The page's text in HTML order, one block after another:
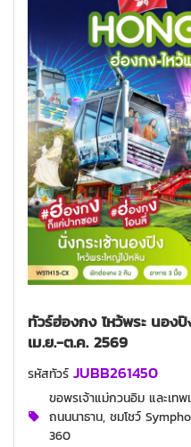
ทัวร์ฮ่องกง ไหว้พระ นอ
เม.ย.-ต.ค. 2569
รหัสทัวร์ JUBB261450
ขอพรเจ้าแม่กวนอิม และเท
ถนนนาธาน, ชมโชว์
360